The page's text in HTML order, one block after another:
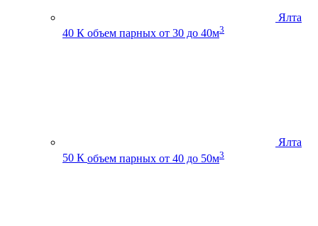
Ялта
40 К объем парных от 30 до 40м3
Ялта
50 К объем парных от 40 до 50м3